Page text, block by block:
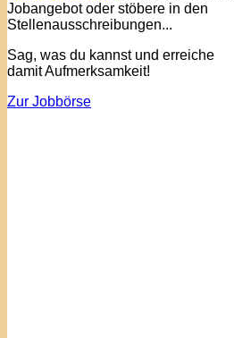
Jobangebot oder stöbere in den
Stellenausschreibungen...
Sag, was du kannst und erreiche
damit Aufmerksamkeit!
Zur Jobbörse